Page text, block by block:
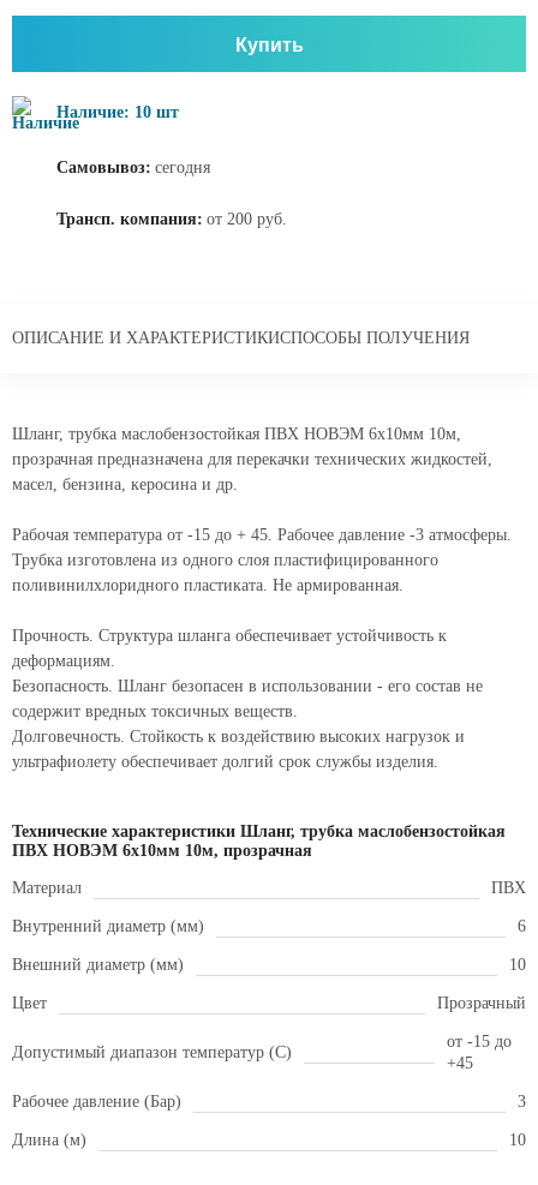
Купить
Наличие: 10 шт
Самовывоз: сегодня
Трансп. компания: от 200 руб.
ОПИСАНИЕ И ХАРАКТЕРИСТИКИСПОСОБЫ ПОЛУЧЕНИЯ
Шланг, трубка маслобензостойкая ПВХ НОВЭМ 6x10мм 10м,
прозрачная предназначена для перекачки технических жидкостей,
масел, бензина, керосина и др.
Рабочая температура от -15 до + 45. Рабочее давление -3 атмосферы.
Трубка изготовлена из одного слоя пластифицированного
поливинилхлоридного пластиката. Не армированная.
Прочность. Структура шланга обеспечивает устойчивость к
деформациям.
Безопасность. Шланг безопасен в использовании - его состав не
содержит вредных токсичных веществ.
Долговечность. Стойкость к воздействию высоких нагрузок и
ультрафиолету обеспечивает долгий срок службы изделия.
Технические характеристики Шланг, трубка маслобензостойкая
ПВХ НОВЭМ 6х10мм 10м, прозрачная
Материал ПВХ
Внутренний диаметр (мм) 6
Внешний диаметр (мм) 10
Цвет Прозрачный
Допустимый диапазон температур (С)
от -15 до
+45
Рабочее давление (Бар) 3
Длина (м) 10